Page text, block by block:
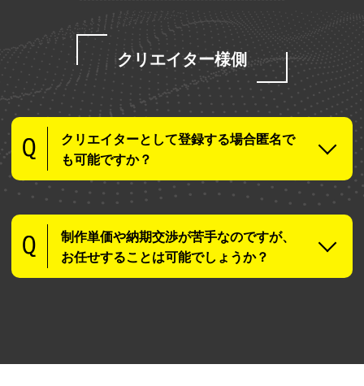
クリエイター様側
クリエイターとして登録する場合匿名で
も可能ですか？
制作単価や納期交渉が苦手なのですが、
お任せすることは可能でしょうか？